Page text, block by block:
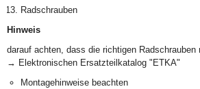
Radschrauben
Hinweis
darauf achten, dass die richtigen Radschrauben
→ Elektronischen Ersatzteilkatalog "ETKA"
Montagehinweise beachten